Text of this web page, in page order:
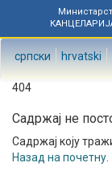
српски hrvatski
404
Садржај не
Садржај коју
Назад на почетну